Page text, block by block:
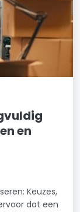
en
Keuzes,
dat een